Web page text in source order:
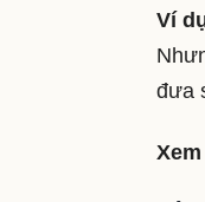
Ví
đưa